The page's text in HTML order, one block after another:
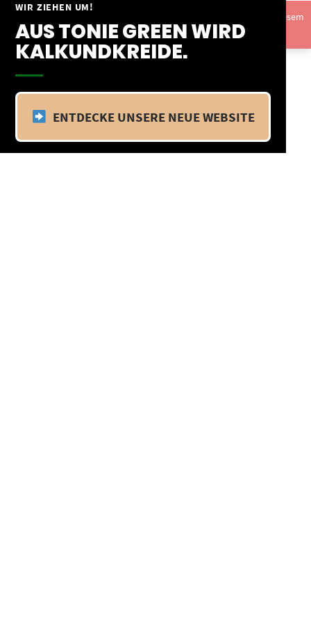
WIR ZIEHEN UM!
AUS TONIE GREEN WIRD
KALKUNDKREIDE.
ENTDECKE UNSERE NEUE WEBSITE
Springe
Inhalt
Vom 09.04.25 - 20.04.25 befinden wir uns im Betriebsurlaub. In diesem
Zeitraum findet kein Versand statt.Ausblenden